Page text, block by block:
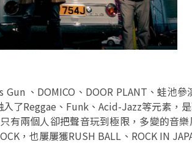
Gun 、DOMICO、DOOR PLANT、蛙池
了Reggae、Funk、Acid-Jazz等元素，
有兩個人卻把聲音玩到極限，多變的音
，也屢屢獲RUSH BALL、ROCK IN